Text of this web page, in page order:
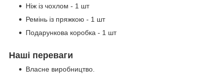
Ніж із чохлом - 1 шт
Ремінь із пряжкою - 1 шт
Подарункова коробка - 1 шт
Наші переваги
Власне виробництво.